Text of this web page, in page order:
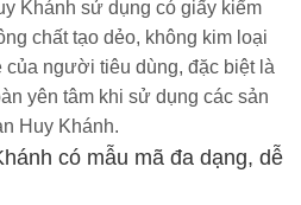
Khánh sử dụng có giấy kiểm
chất tạo dẻo, không kim loại
của người tiêu dùng, đặc biệt là
yên tâm khi sử dụng các sản
Huy Khánh.
có mẫu mã đa dạng, dễ